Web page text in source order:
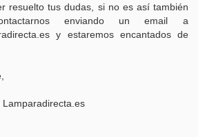
resuelto tus dudas, si no es así también
enviando un email a
y estaremos encantados de
Lamparadirecta.es